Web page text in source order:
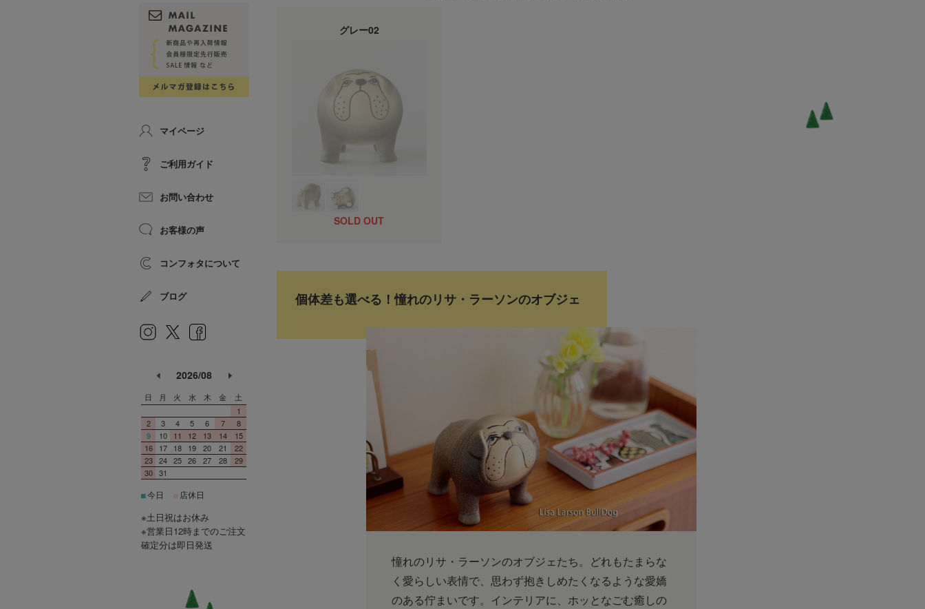
グレー02
個体差も選べる！憧れのリサ・ラーソンのオブジェ
憧れのリサ・ラーソンのオブジェたち。どれもたまらな
く愛らしい表情で、思わず抱きしめたくなるような愛嬌
のある佇まいです。インテリアに、ホッとなごむ癒しの
マイページ
ご利用ガイド
お問い合わせ
お客様の声
コンフォタについて
ブログ
2026/08
日 月 火 水 木 金
土
1
2
3 4 5 6 7 8
9 10 11 12 13 14
15
16
17 18 19 20 21
22
23 24 25 26 27 28
29
30 31
■今日 店休日
※土日祝はお休み
※営業日12時までのご注文
確定分は即日発送